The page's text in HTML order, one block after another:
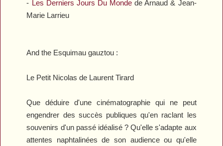
- Les Derniers Jours Du Monde de Arnaud & Jean-
Marie Larrieu
And the Esquimau gauztou :
Le Petit Nicolas de Laurent Tirard
Que déduire d'une cinématographie qui ne peut
engendrer des succès publiques qu'en raclant les
souvenirs d'un passé idéalisé ? Qu'elle s'adapte aux
attentes naphtalinées de son audience ou qu'elle